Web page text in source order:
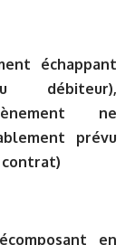
échappant
ne
prévu
contrat)
en